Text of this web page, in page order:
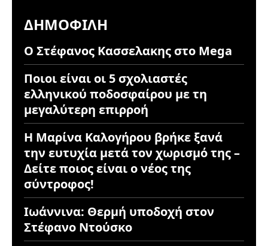
ΔΗΜΟΦΙΛΉ
Ο Στέφανος Κασσελακης στο Mega
Ποιοι είναι οι 5 σχολιαστές
ελληνικού ποδοσφαίρου με τη
μεγαλύτερη επιρροή
Η Μαρίνα Καλογήρου βρήκε ξανά
την ευτυχία μετά τον χωρισμό της –
Δείτε ποιος είναι ο νέος της
σύντροφος!
Ιωάννινα: Θερμή υποδοχή στον
Στέφανο Ντούσκο